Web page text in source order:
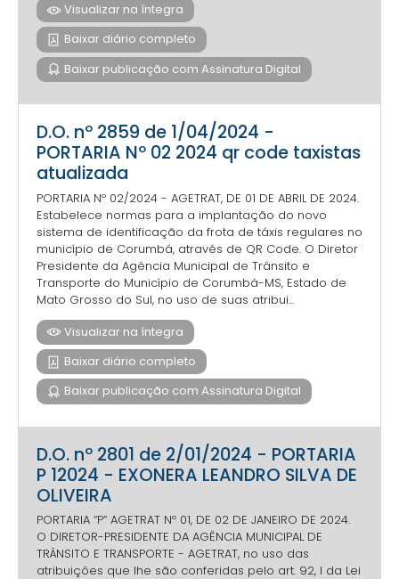
Visualizar na íntegra
Baixar diário completo
Baixar publicação com Assinatura Digital
D.O. nº 2859 de 1/04/2024 -
PORTARIA Nº 02 2024 qr code taxistas
atualizada
PORTARIA Nº 02/2024 - AGETRAT, DE 01 DE ABRIL DE 2024.
Estabelece normas para a implantação do novo
sistema de identificação da frota de táxis regulares no
município de Corumbá, através de QR Code. O Diretor
Presidente da Agência Municipal de Trânsito e
Transporte do Município de Corumbá-MS, Estado de
Mato Grosso do Sul, no uso de suas atribui...
Visualizar na íntegra
Baixar diário completo
Baixar publicação com Assinatura Digital
D.O. nº 2801 de 2/01/2024 - PORTARIA
P 12024 - EXONERA LEANDRO SILVA DE
OLIVEIRA
PORTARIA “P” AGETRAT Nº 01, DE 02 DE JANEIRO DE 2024.
O DIRETOR-PRESIDENTE DA AGÊNCIA MUNICIPAL DE
TRÂNSITO E TRANSPORTE - AGETRAT, no uso das
atribuições que lhe são conferidas pelo art. 92, I da Lei